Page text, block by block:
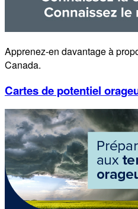
Apprenez-en davantage à
Canada.
Cartes de potentiel